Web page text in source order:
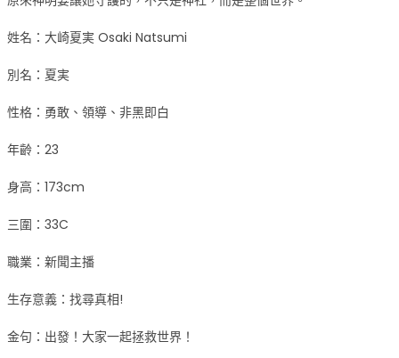
姓名：大崎夏実 Osaki Natsumi
別名：夏実
性格：勇敢、領導、非黑即白
年齡：23
身高：173cm
三圍：33C
職業：新聞主播
生存意義：找尋真相!
金句：出發！大家一起拯救世界！